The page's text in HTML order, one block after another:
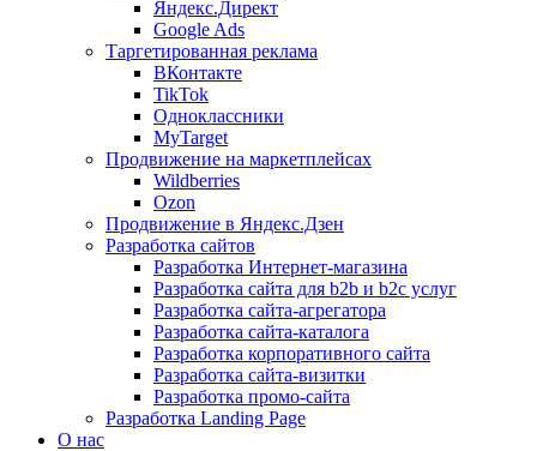
Яндекс.Директ
Google Ads
Таргетированная реклама
ВКонтакте
TikTok
Одноклассники
MyTarget
Продвижение на маркетплейсах
Wildberries
Ozon
Продвижение в Яндекс.Дзен
Разработка сайтов
Разработка Интернет-магазина
Разработка сайта для b2b и b2c услуг
Разработка сайта-агрегатора
Разработка сайта-каталога
Разработка корпоративного сайта
Разработка сайта-визитки
Разработка промо-сайта
Разработка Landing Page
О нас